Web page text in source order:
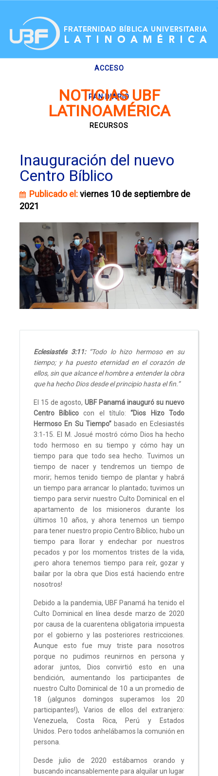
ACCESO
PAN DIARIO
RECURSOS
NOTICIAS UBF
LATINOAMÉRICA
Inauguración del nuevo
Centro Bíblico
Publicado el:viernes 10 de septiembre de
2021
Eclesiastés 3:11: “Todo lo hizo hermoso en su
tiempo; y ha puesto eternidad en el corazón de
ellos, sin que alcance el hombre a entender la obra
que ha hecho Dios desde el principio hasta el fin.”
El 15 de agosto, UBF Panamá inauguró su nuevo
Centro Bíblico con el título: “Dios Hizo Todo
Hermoso En Su Tiempo” basado en Eclesiastés
3:1-15. El M. Josué mostró cómo Dios ha hecho
todo hermoso en su tiempo y cómo hay un
tiempo para que todo sea hecho. Tuvimos un
tiempo de nacer y tendremos un tiempo de
morir; hemos tenido tiempo de plantar y habrá
un tiempo para arrancar lo plantado; tuvimos un
tiempo para servir nuestro Culto Dominical en el
apartamento de los misioneros durante los
últimos 10 años, y ahora tenemos un tiempo
para tener nuestro propio Centro Bíblico; hubo un
tiempo para llorar y endechar por nuestros
pecados y por los momentos tristes de la vida,
¡pero ahora tenemos tiempo para reír, gozar y
bailar por la obra que Dios está haciendo entre
nosotros!
Debido a la pandemia, UBF Panamá ha tenido el
Culto Dominical en línea desde marzo de 2020
por causa de la cuarentena obligatoria impuesta
por el gobierno y las posteriores restricciones.
Aunque esto fue muy triste para nosotros
porque no pudimos reunirnos en persona y
adorar juntos, Dios convirtió esto en una
bendición, aumentando los participantes de
nuestro Culto Dominical de 10 a un promedio de
18 (¡algunos domingos superamos los 20
participantes!), Varios de ellos del extranjero:
Venezuela, Costa Rica, Perú y Estados
Unidos. Pero todos anhelábamos la comunión en
persona.
Desde julio de 2020 estábamos orando y
buscando incansablemente para alquilar un lugar